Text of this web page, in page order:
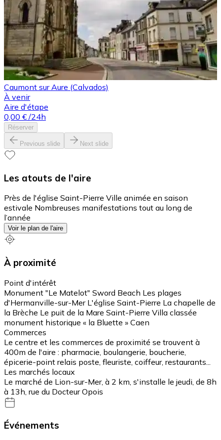
Caumont sur Aure (Calvados)
À venir
Aire d'étape
0,00 € /24h
Réserver
Previous slide Next slide
Les atouts de l'aire
Près de l'église Saint-Pierre Ville animée en saison
estivale Nombreuses manifestations tout au long de
l’année
Voir le plan de l'aire
À proximité
Point d'intérêt
Monument "Le Matelot" Sword Beach Les plages
d'Hermanville-sur-Mer L'église Saint-Pierre La chapelle de
la Brèche Le puit de la Mare Saint-Pierre Villa classée
monument historique « la Bluette » Caen
Commerces
Le centre et les commerces de proximité se trouvent à
400m de l'aire : pharmacie, boulangerie, boucherie,
épicerie-point relais poste, fleuriste, coiffeur, restaurants...
Les marchés locaux
Le marché de Lion-sur-Mer, à 2 km, s'installe le jeudi, de 8h
à 13h, rue du Docteur Opois
Événements